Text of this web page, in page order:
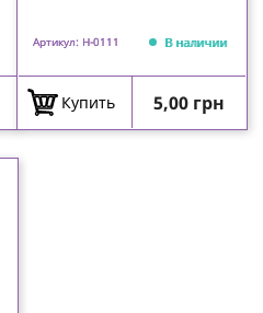
Артикул: Н-0111 В наличии
Купить Цена
5,00 грн